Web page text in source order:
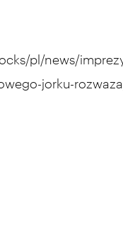
pl/news/
jorku-